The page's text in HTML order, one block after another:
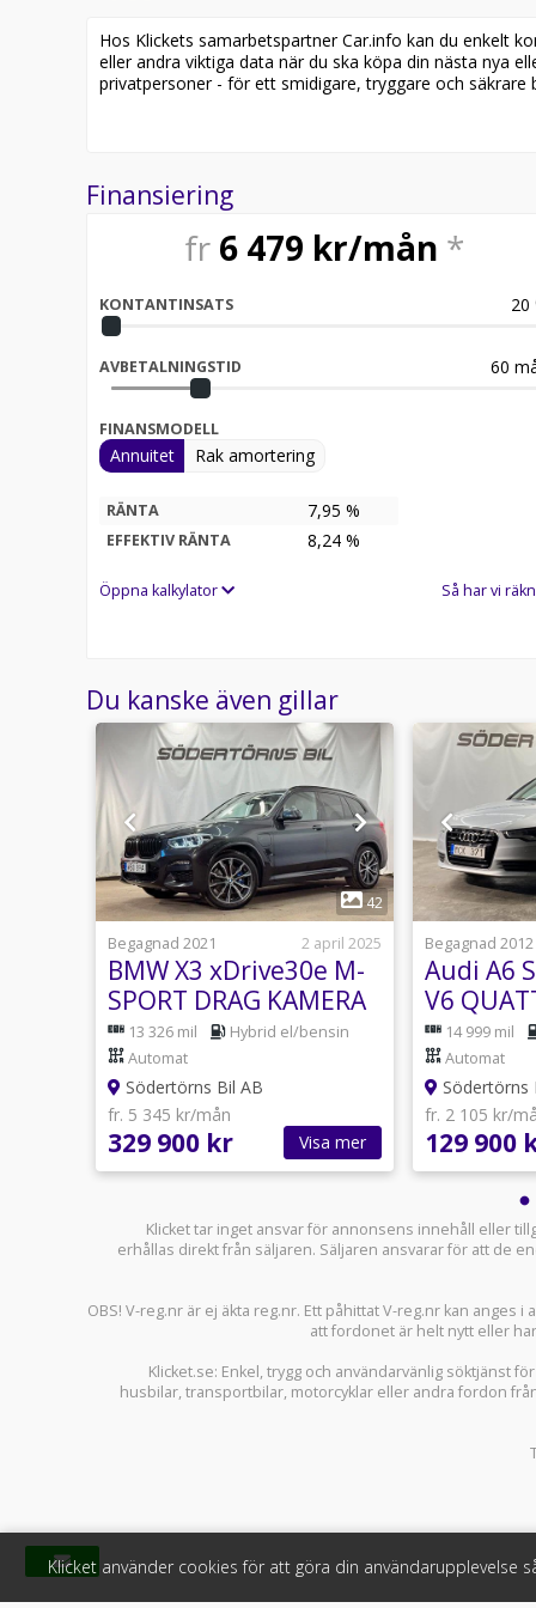
kompletta vinterhjul och 1 års garanti. Det finns
din säljare för mer information.
Vi erbjuder nu även serviceavtal till de flesta utav
Hos Klickets samarbetspartner Car.info kan du enkelt
eller andra viktiga data när du ska köpa din nästa nya
privatpersoner - för ett smidigare, tryggare och säkrare
Finansiering
fr 6 479 kr/mån *
KONTANTINSATS 20
AVBETALNINGSTID 60
FINANSMODELL
Annuitet Rak amortering
RÄNTA 7,95 %
EFFEKTIV RÄNTA 8,24 %
Öppna kalkylator Så har vi
Du kanske även gillar
1
42
Begagnad 2021
2 april 2025
BMW X3 xDrive30e M-
SPORT DRAG KAMERA
SVARTOPTIK 20"
MOMSBIL
13 326 mil
Hybrid el/bensin
Automat
Södertörns Bil AB
fr. 5 345 kr/mån
329 900 kr Visa mer
Begagnad 2012
Audi A6
V6
14 999 mil
Automat
Södertörns
fr. 2 105 kr/
129 900
Klicket tar inget ansvar för annonsens innehåll eller
erhållas direkt från säljaren. Säljaren ansvarar för att de
OBS! V-reg.nr är ej äkta reg.nr. Ett påhittat V-reg.nr kan
att fordonet är helt nytt eller
Klicket.se: Enkel, trygg och användarvänlig söktjänst
husbilar,transportbilar, motorcyklar eller andra fordon
Klicket använder cookies för att göra din